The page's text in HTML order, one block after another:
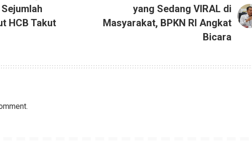
HCB Takut
yang Sedang VIRAL di
Masyarakat, BPKN RI Angkat
Bicara